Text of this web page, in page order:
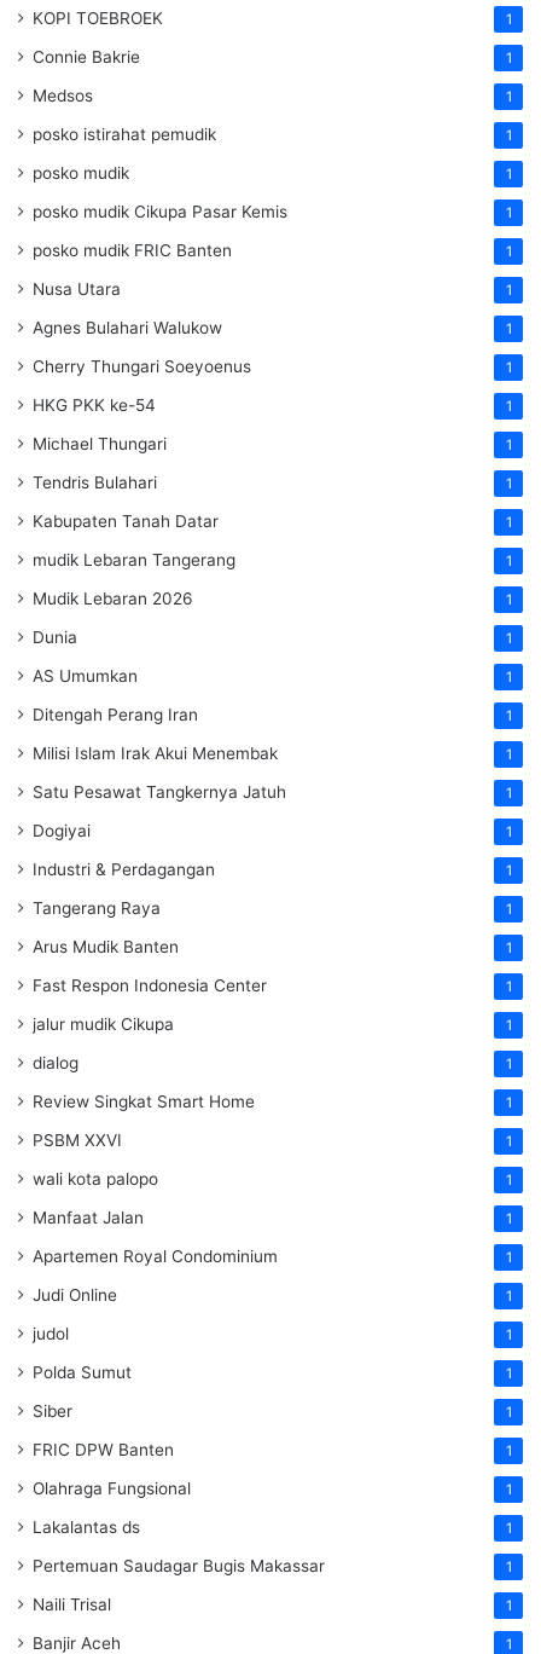
KOPI TOEBROEK 1
Connie Bakrie 1
Medsos 1
posko istirahat pemudik 1
posko mudik 1
posko mudik Cikupa Pasar Kemis 1
posko mudik FRIC Banten 1
Nusa Utara 1
Agnes Bulahari Walukow 1
Cherry Thungari Soeyoenus 1
HKG PKK ke-54 1
Michael Thungari 1
Tendris Bulahari 1
Kabupaten Tanah Datar 1
mudik Lebaran Tangerang 1
Mudik Lebaran 2026 1
Dunia 1
AS Umumkan 1
Ditengah Perang Iran 1
Milisi Islam Irak Akui Menembak 1
Satu Pesawat Tangkernya Jatuh 1
Dogiyai 1
Industri & Perdagangan 1
Tangerang Raya 1
Arus Mudik Banten 1
Fast Respon Indonesia Center 1
jalur mudik Cikupa 1
dialog 1
Review Singkat Smart Home 1
PSBM XXVI 1
wali kota palopo 1
Manfaat Jalan 1
Apartemen Royal Condominium 1
Judi Online 1
judol 1
Polda Sumut 1
Siber 1
FRIC DPW Banten 1
Olahraga Fungsional 1
Lakalantas ds 1
Pertemuan Saudagar Bugis Makassar 1
Naili Trisal 1
Banjir Aceh 1